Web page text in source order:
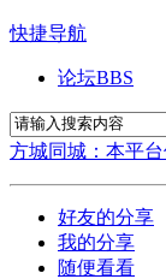
快捷导航
论坛BBS
方城同城：本平
好友的分享
我的分享
随便看看